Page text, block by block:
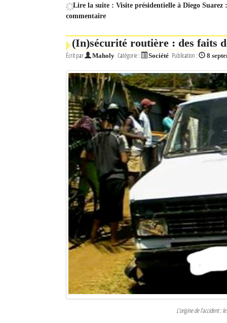
Lire la suite : Visite présidentielle à Diego
commentaire
(In)sécurité routière : des faits
Écrit par Maholy Catégorie : Société Publication : 8
L’origine de l’accident :